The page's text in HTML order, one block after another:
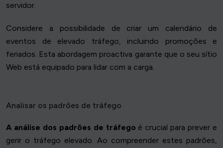
servidor.
Considere a possibilidade de criar um calendário de
eventos de elevado tráfego, incluindo promoções e
feriados. Esta abordagem proactiva garante que o seu sítio
Web está equipado para lidar com a carga.
Analisar os padrões de tráfego
A análise dos padrões de tráfego é crucial para prever e
gerir o tráfego elevado. Ao compreender estes padrões,